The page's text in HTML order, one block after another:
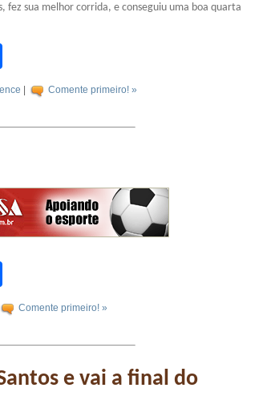
fez sua melhor corrida, e conseguiu uma boa quarta
Comente primeiro! »
Comente primeiro! »
e vai a final do